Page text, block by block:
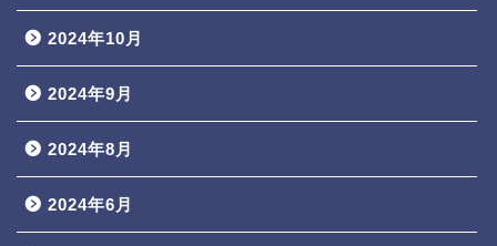
2024年10月
2024年9月
2024年8月
2024年6月